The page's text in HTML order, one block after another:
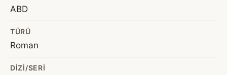
ABD
TÜRÜ
Roman
DIZI/SERI